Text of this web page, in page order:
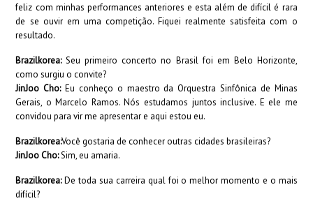
feliz com minhas performances anteriores e esta além de difícil é rara
de se ouvir em uma competição. Fiquei realmente satisfeita com o
resultado.
Brazilkorea:Seu primeiro concerto no Brasil foi em Belo Horizonte,
como surgiu o convite?
JinJoo Cho:Eu conheço o maestro da Orquestra Sinfônica de Minas
Gerais, o Marcelo Ramos. Nós estudamos juntos inclusive. E ele me
convidou para vir me apresentar e aqui estou eu.
Brazilkorea:Você gostaria de conhecer outras cidades brasileiras?
JinJoo Cho:Sim, eu amaria.
Brazilkorea:De toda sua carreira qual foi o melhor momento e o mais
difícil?